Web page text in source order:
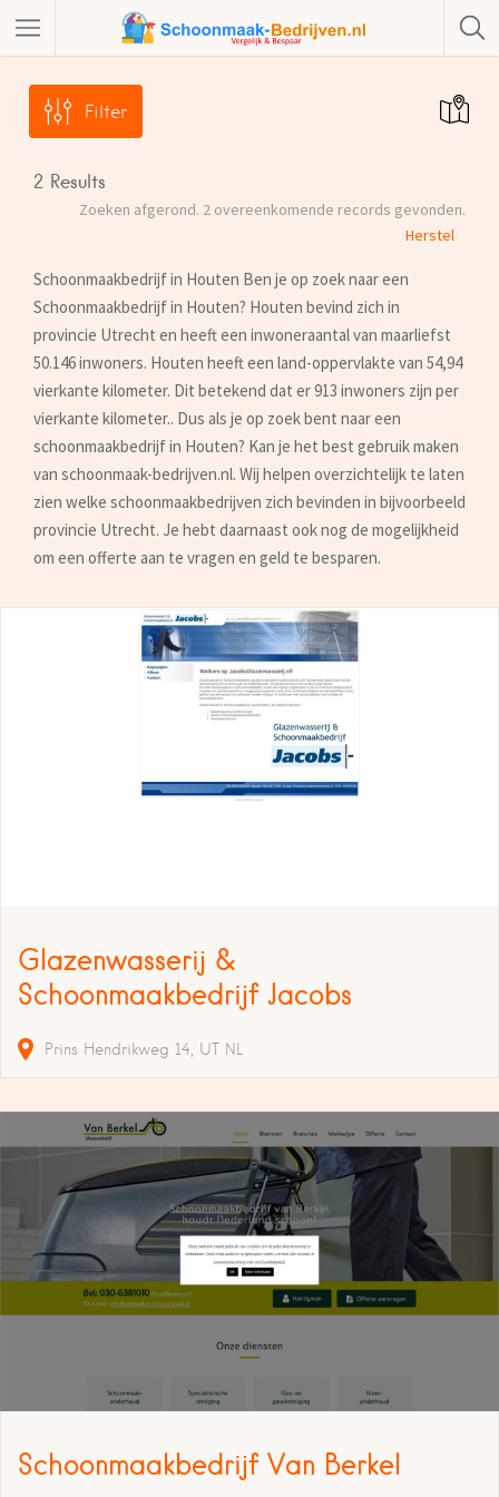
Filter
2 Results
Zoeken afgerond. 2 overeenkomende records gevonden.
Herstel
Schoonmaakbedrijf in Houten Ben je op zoek naar een
Schoonmaakbedrijf in Houten? Houten bevind zich in
provincie Utrecht en heeft een inwoneraantal van maarliefst
50.146 inwoners. Houten heeft een land-oppervlakte van 54,94
vierkante kilometer. Dit betekend dat er 913 inwoners zijn per
vierkante kilometer.. Dus als je op zoek bent naar een
schoonmaakbedrijf in Houten? Kan je het best gebruik maken
van schoonmaak-bedrijven.nl. Wij helpen overzichtelijk te laten
zien welke schoonmaakbedrijven zich bevinden in bijvoorbeeld
provincie Utrecht. Je hebt daarnaast ook nog de mogelijkheid
om een offerte aan te vragen en geld te besparen.
Glazenwasserij &
Schoonmaakbedrijf Jacobs
Prins Hendrikweg 14 UT NL
Schoonmaakbedrijf Van Berkel